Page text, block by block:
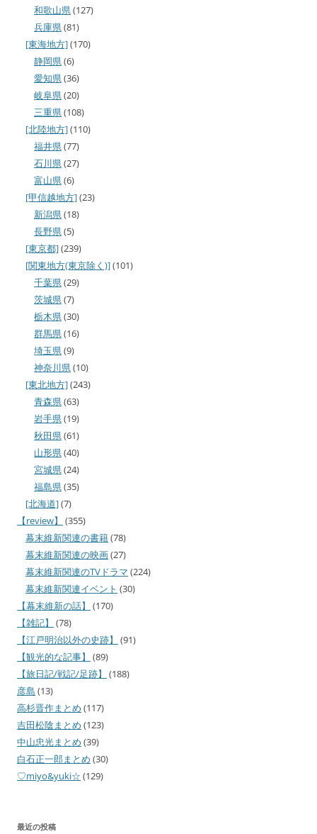
和歌山県(127)
兵庫県(81)
[東海地方](170)
静岡県(6)
愛知県(36)
岐阜県(20)
三重県(108)
[北陸地方](110)
福井県(77)
石川県(27)
富山県(6)
[甲信越地方](23)
新潟県(18)
長野県(5)
[東京都](239)
[関東地方(東京除く)](101)
千葉県(29)
茨城県(7)
栃木県(30)
群馬県(16)
埼玉県(9)
神奈川県(10)
[東北地方](243)
青森県(63)
岩手県(19)
秋田県(61)
山形県(40)
宮城県(24)
福島県(35)
[北海道](7)
【review】
(355)
幕末維新関連の書籍(78)
幕末維新関連の映画(27)
幕末維新関連のTVドラマ (224)
幕末維新関連イベント (30)
【幕末維新の話】
(170)
【雑記】
(78)
【江戸明治以外の史跡】
(91)
【観光的な記事】
(89)
【旅日記/戦記/足跡】
(188)
彦島 (13)
高杉晋作まとめ (117)
吉田松陰まとめ (123)
中山忠光まとめ (39)
白石正一郎まとめ (30)
♡miyo&yuki☆ (129)
最近の投稿